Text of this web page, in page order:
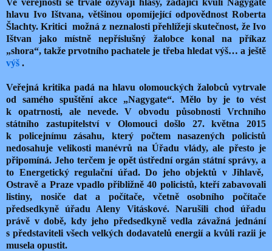
hlavu Ivo Ištvana, většinou opomíjející odpovědnost Roberta
Šlachty. Kritici možná z neznalosti přehlížejí skutečnost, že Ivo
Ištvan jako místně nepříslušný žalobce konal na příkaz
„shora“, takže prvotního pachatele je třeba hledat výš… a ještě
výš .
Veřejná kritika padá na hlavu olomouckých žalobců vytrvale
od samého spuštění akce „Nagygate“. Mělo by je to vést
k opatrnosti, ale nevede. V obvodu působnosti Vrchního
státního zastupitelství v Olomouci došlo 27. května 2015
k policejnímu zásahu, který počtem nasazených policistů
nedosahuje velikosti manévrů na Úřadu vlády, ale přesto je
připomíná. Jeho terčem je opět ústřední orgán státní správy, a
to Energetický regulační úřad. Do jeho objektů v Jihlavě,
Ostravě a Praze vpadlo přibližně 40 policistů, kteří zabavovali
listiny, nosiče dat a počítače, včetně osobního počítače
předsedkyně úřadu Aleny Vitáskové. Narušili chod úřadu
právě v době, kdy jeho předsedkyně vedla závažná jednání
s představiteli všech velkých dodavatelů energií a kvůli razii je
musela opustit.